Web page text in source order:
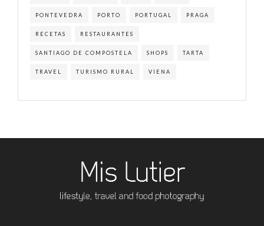
PONTEVEDRA PORTO PORTUGAL PRAGA
RECETAS RESTAURANTES
SANTIAGO DE COMPOSTELA SHOPS TARTA
TRAVEL TURISMO RURAL VIENA